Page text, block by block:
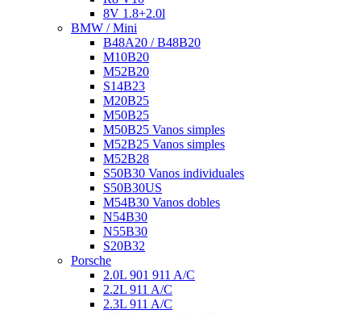
8V 1.8+2.0l
BMW / Mini
B48A20 / B48B20
M10B20
M52B20
S14B23
M20B25
M50B25
M50B25 Vanos simples
M52B25 Vanos simples
M52B28
S50B30 Vanos individuales
S50B30US
M54B30 Vanos dobles
N54B30
N55B30
S20B32
Porsche
2.0L 901 911 A/C
2.2L 911 A/C
2.3L 911 A/C